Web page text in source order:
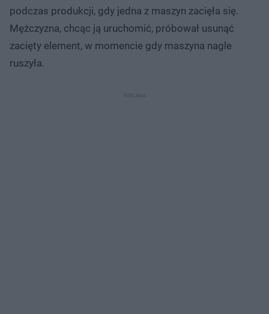
podczas produkcji, gdy jedna z maszyn zacięła się.
Mężczyzna, chcąc ją uruchomić, próbował usunąć
zacięty element, w momencie gdy maszyna nagle
ruszyła.